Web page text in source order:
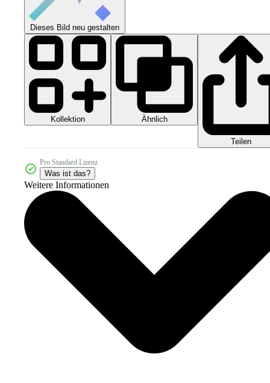
Dieses Bild neu gestalten
Kollektion Ähnlich
Teilen
Pro Standard Lizenz
Was ist das?
Weitere Informationen